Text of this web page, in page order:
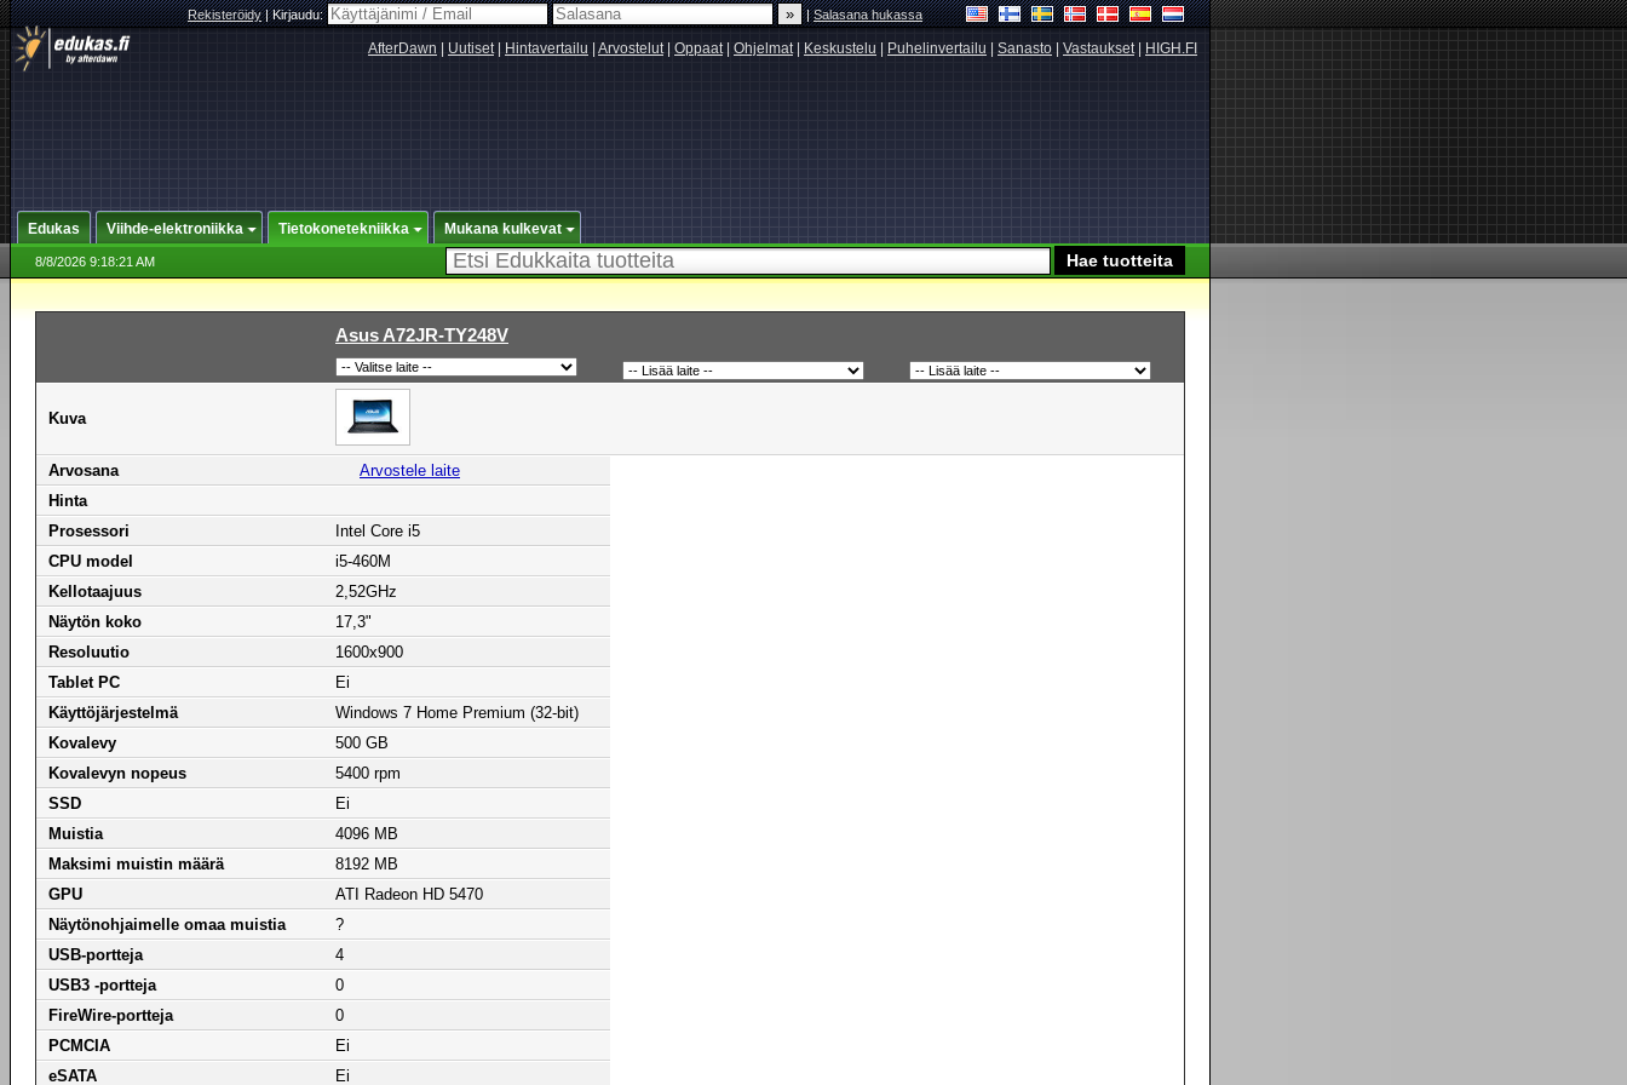
Rekisteröidy|Kirjaudu: |Salasana hukassa
AfterDawn Uutiset| Hintavertailu Arvostelut| Oppaat| Ohjelmat| Keskustelu Puhelinvertailu Sanasto Vastaukset| HIGH.FI
Edukas Viihde-elektroniikka Tietokonetekniikka Mukana kulkevat
8/8/2026 9:18:21 AM
Asus A72JR-TY248V
Kuva
Arvosana
Arvostele laite
Hinta
Prosessori
Intel Core i5
CPU model
i5-460M
Kellotaajuus
2,52GHz
Näytön koko
17,3"
Resoluutio
1600x900
Tablet PC
Ei
Käyttöjärjestelmä
Windows 7 Home Premium (32-bit)
Kovalevy
500 GB
Kovalevyn nopeus
5400 rpm
SSD
Ei
Muistia
4096 MB
Maksimi muistin määrä
8192 MB
GPU
ATI Radeon HD 5470
Näytönohjaimelle omaa muistia
?
USB-portteja
4
USB3 -portteja
0
FireWire-portteja
0
PCMCIA
Ei
eSATA
Ei